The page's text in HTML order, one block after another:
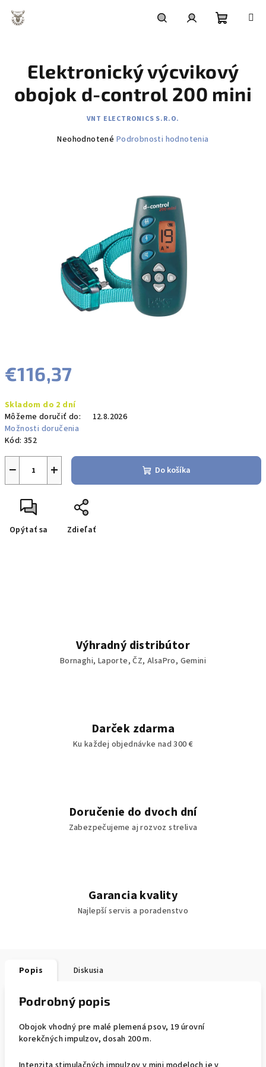
obsah
košík
€116,37
cena:
Skladom do 2 dní
Môžeme doručiť do:
12.8.2026
Možnosti doručenia
Kód: 352
+
− Do košíka
Opýtať sa Zdieľať
Elektronický výcvikový
obojok d-control 200 mini
VNT ELECTRONICS S.R.O.
Priemerné
Neohodnotené Podrobnosti hodnotenia
Výhradný distribútor
Bornaghi, Laporte, ČZ, AlsaPro, Gemini
Darček zdarma
Ku každej objednávke nad 300 €
Doručenie do dvoch dní
Zabezpečujeme aj rozvoz streliva
Garancia kvality
Najlepší servis a poradenstvo
Popis Diskusia
Podrobný popis
Obojok vhodný pre malé plemená psov, 19 úrovní
korekčných impulzov, dosah 200 m.